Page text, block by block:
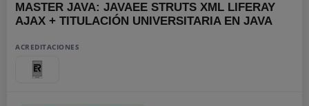
MASTER JAVA: JAVAEE STRUTS XML LIFERAY
AJAX + TITULACIÓN UNIVERSITARIA EN JAVA
ACREDITACIONES